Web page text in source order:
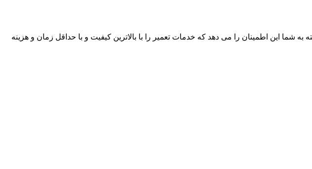
شما این اطمینان را می دهد که خدمات تعمیر را با بالاترین کیفیت و با حداقل زمان و هزینه